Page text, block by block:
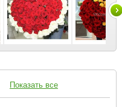
Показать все